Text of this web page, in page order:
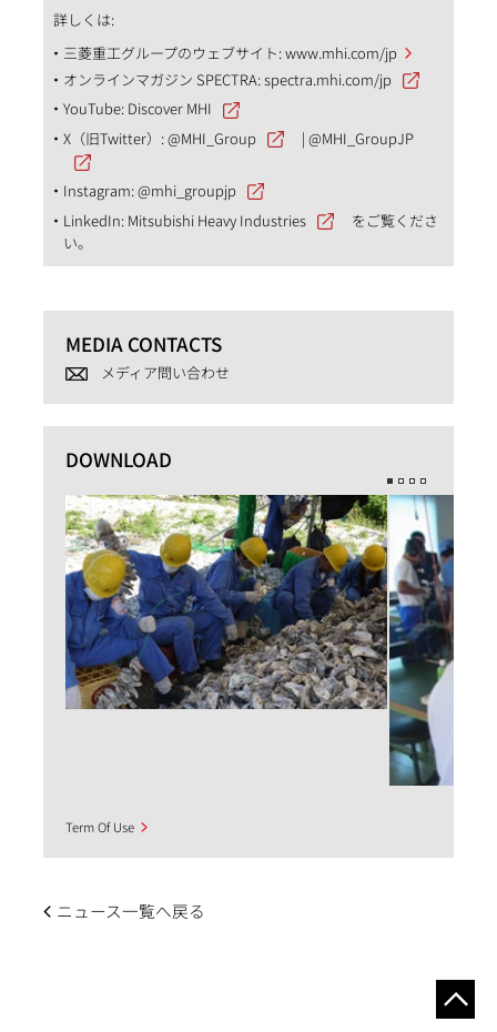
詳しくは:
三菱重工グループのウェブサイト:www.mhi.com/jp
オンラインマガジン SPECTRA:spectra.mhi.com/jp
YouTube: Discover MHI
X（旧Twitter）:@MHI_Group |@MHI_GroupJP
Instagram:@mhi_groupjp
LinkedIn: Mitsubishi Heavy Industries
をご覧くださ
い。
MEDIA CONTACTS
メディア問い合わせ
DOWNLOAD
Term Of Use
ニュース一覧へ戻る